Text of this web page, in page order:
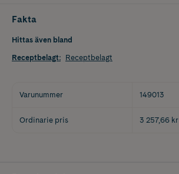
Fakta
Hittas även bland
Receptbelagt: Receptbelagt
Varunummer 149013
Ordinarie pris 3 257,66 kr